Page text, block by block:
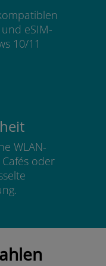
eSIM-
10/11
WLAN-
oder